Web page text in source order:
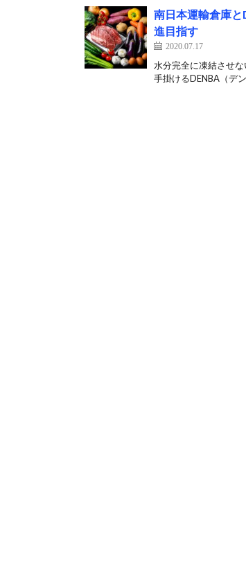
南日本運輸倉庫
進目指す
2020.07.17
水分完全に凍結させ
手掛けるDENBA（デ